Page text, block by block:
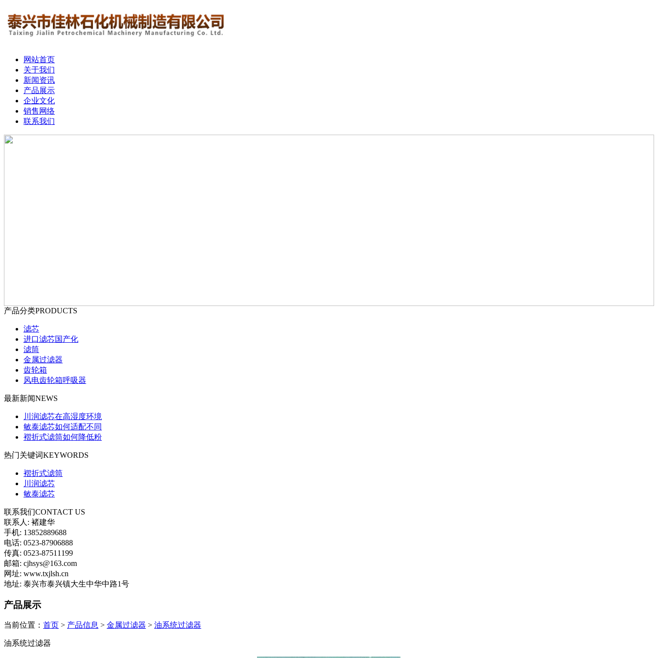
网站首页
关于我们
新闻资讯
产品展示
企业文化
销售网络
联系我们
产品分类PRODUCTS
滤芯
进口滤芯国产化
滤筒
金属过滤器
齿轮箱
风电齿轮箱呼吸器
最新新闻NEWS
川润滤芯在高湿度环境
敏泰滤芯如何适配不同
褶折式滤筒如何降低粉
热门关键词KEYWORDS
褶折式滤筒
川润滤芯
敏泰滤芯
联系我们CONTACT US
联系人: 褚建华
手机: 13852889688
电话: 0523-87906888
传真: 0523-87511199
邮箱: cjhsys@163.com
网址: www.txjlsh.cn
地址: 泰兴市泰兴镇大生中华中路1号
产品展示
当前位置： 首页 > 产品信息 > 金属过滤器 > 油系统过滤器
油系统过滤器